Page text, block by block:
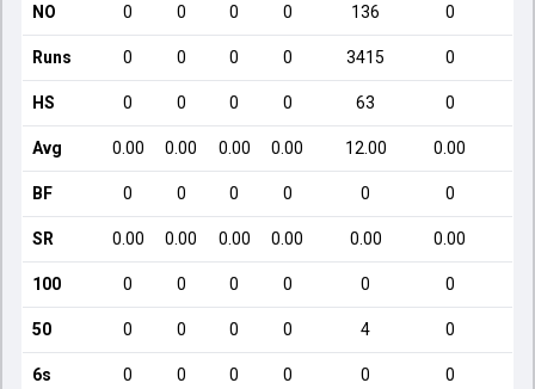
NO 0 0 0 0 136 0
Runs 0 0 0 0 3415 0
HS 0 0 0 0 63 0
Avg 0.00 0.00 0.00 0.00 12.00 0.00
BF 0 0 0 0 0 0
SR 0.00 0.00 0.00 0.00 0.00 0.00
100 0 0 0 0 0 0
50 0 0 0 0 4 0
6s 0 0 0 0 0 0